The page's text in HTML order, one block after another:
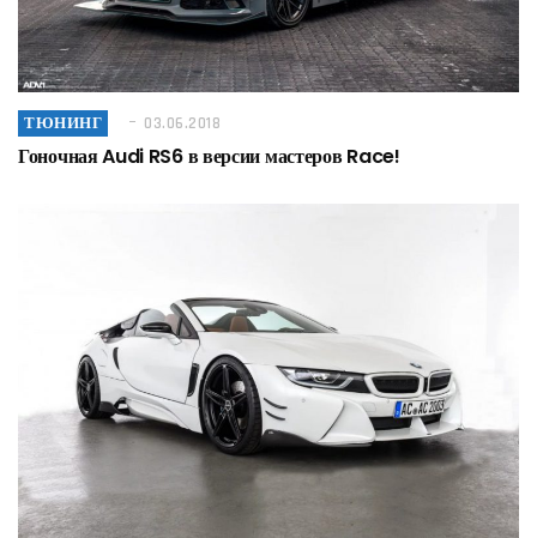
ТЮНИНГ 03.06.2018
Гоночная Audi RS6 в версии мастеров Race!